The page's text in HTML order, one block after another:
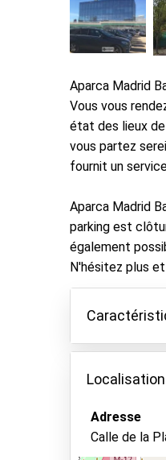
Aparca Madrid
Vous vous
état des lieux
vous partez
fournit un
Aparca Madrid
parking est
également
N'hésitez plus
Parking
Gardez
Parking
Localisation
Adresse
Calle de la